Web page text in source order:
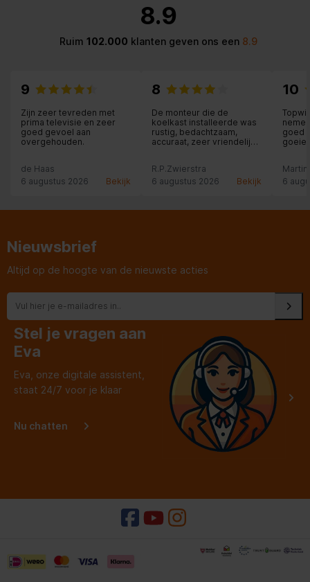
8.9
Ruim 102.000 klanten geven ons een8.9
9
Zijn zeer tevreden met
prima televisie en zeer
goed gevoel aan
overgehouden.
de Haas
6 augustus 2026
Bekijk
8
De monteur die de
koelkast installeerde was
rustig, bedachtzaam,
accuraat, zeer vriendelijk
uitstekend werd afgerond.
Chapeau!
R.P.Zwierstra
6 augustus 2026
Bekijk
10
goed
goeie
Martin
6
Nieuwsbrief
Altijd op de hoogte van de nieuwste acties
Stel je vragen aan
Eva
Eva, onze digitale assistent,
staat 24/7 voor je klaar
Nu chatten